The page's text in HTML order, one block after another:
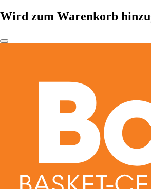
Wird zum Warenkorb